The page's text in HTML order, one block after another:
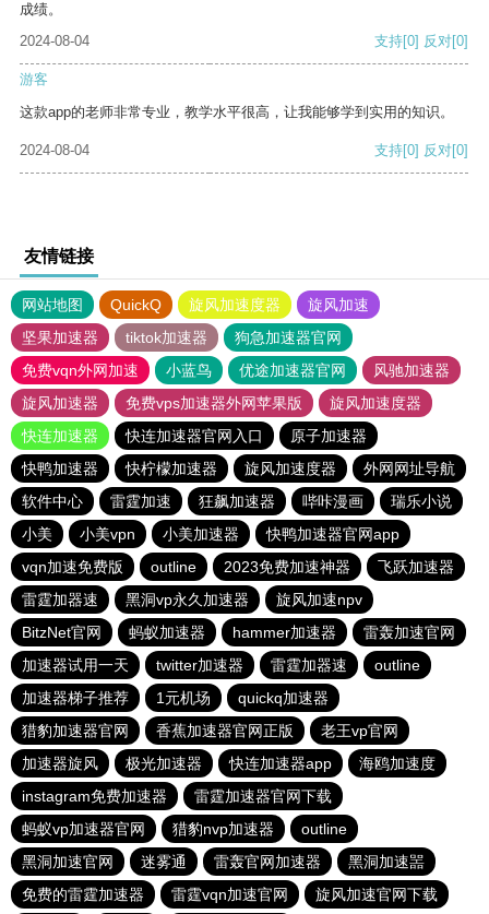
成绩。
2024-08-04
支持[0] 反对[0]
游客
这款app的老师非常专业，教学水平很高，让我能够学到实用的知识。
2024-08-04 支持[0] 反对[0]
友情链接
网站地图 QuickQ 旋风加速度器
旋风加速
坚果加速器
tiktok加速器
狗急加速器官网
免费vqn外网加速
小蓝鸟 优途加速器官网
风驰加速器
旋风加速器
免费vps加速器外网苹果版
旋风加速度器
快连加速器
快连加速器官网入口
原子加速器
快鸭加速器
快柠檬加速器 旋风加速度器
外网网址导航
软件中心
雷霆加速 狂飙加速器 哔咔漫画
瑞乐小说
小美
小美vpn 小美加速器
快鸭加速器官网app
vqn加速免费版
outline 2023免费加速神器
飞跃加速器
雷霆加器速
黑洞vp永久加速器
旋风加速npv
BitzNet官网
蚂蚁加速器 hammer加速器
雷轰加速官网
加速器试用一天
twitter加速器 雷霆加器速
outline
加速器梯子推荐
1元机场
quickq加速器
猎豹加速器官网
香蕉加速器官网正版
老王vp官网
加速器旋风
极光加速器 快连加速器app
海鸥加速度
instagram免费加速器
雷霆加速器官网下载
蚂蚁vp加速器官网
猎豹nvp加速器
outline
黑洞加速官网
迷雾通 雷轰官网加速器
黑洞加速噐
免费的雷霆加速器
雷霆vqn加速官网 旋风加速官网下载